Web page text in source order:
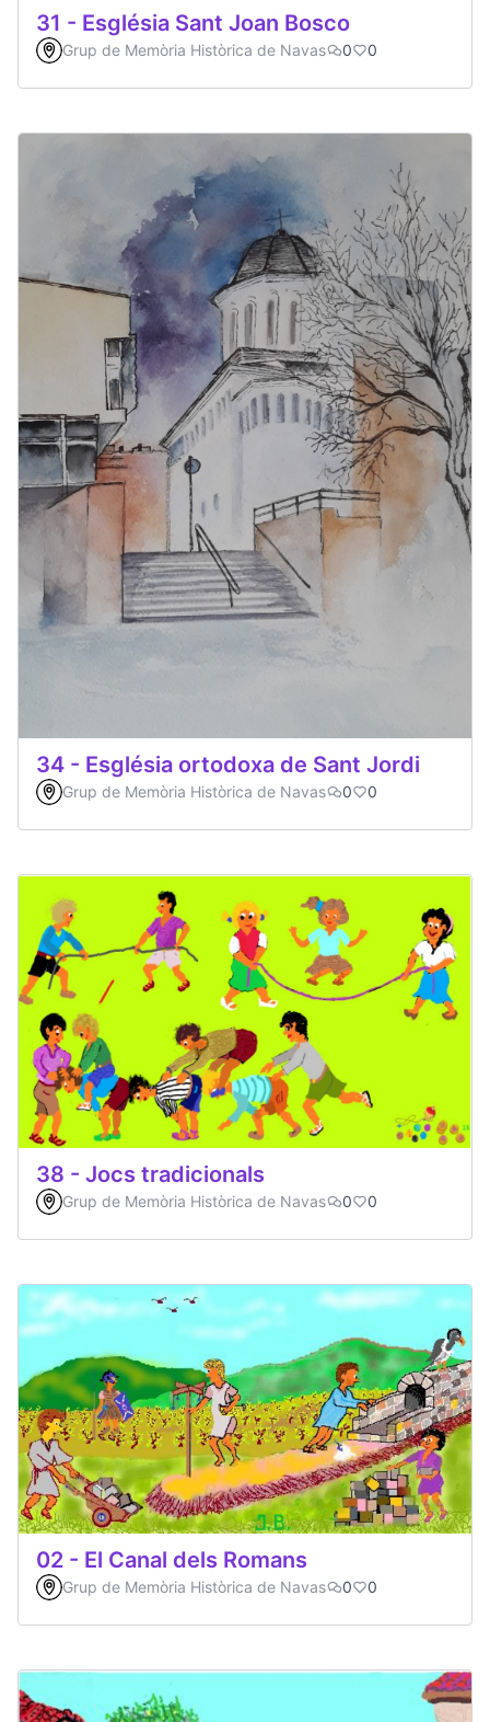
31 - Església Sant Joan Bosco
Grup de Memòria Històrica de Navas 0 0
34 - Església ortodoxa de Sant Jordi
Grup de Memòria Històrica de Navas 0 0
38 - Jocs tradicionals
Grup de Memòria Històrica de Navas 0 0
02 - El Canal dels Romans
Grup de Memòria Històrica de Navas 0 0